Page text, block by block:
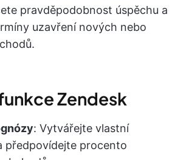
pravděpodobnost úspěchu a
uzavření nových nebo
Zendesk
: Vytvářejte vlastní
předpovídejte procento